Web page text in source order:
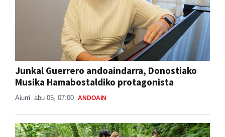
Junkal Guerrero andoaindarra, Donostiako
Musika Hamabostaldiko protagonista
Aiurri abu 05, 07:00 ANDOAIN